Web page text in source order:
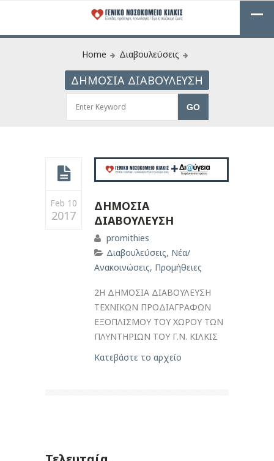
Home Διαβουλεύσεις
ΔΗΜΟΣΙΑ ΔΙΑΒΟΥΛΕΥΣΗ
Feb 10
2017
ΔΗΜΟΣΙΑ
ΔΙΑΒΟΥΛΕΥΣΗ
promithies
Διαβουλεύσεις, Νέα/
Ανακοινώσεις, Προμήθειες
2Η ΔΗΜΟΣΙΑ ΔΙΑΒΟΥΛΕΥΣΗ
ΤΕΧΝΙΚΩΝ ΠΡΟΔΙΑΓΡΑΦΩΝ
ΕΞΟΠΛΙΣΜΟΥ ΤΟΥ ΧΩΡΟΥ ΤΩΝ
ΠΛΥΝΤΗΡΙΩΝ ΤΟΥ Γ.Ν. ΚΙΛΚΙΣ
Κατεβάστε το αρχείο